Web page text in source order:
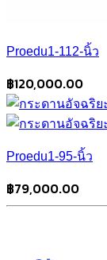
Proedu1-112-นิ้ว
฿120,000.00
Proedu1-95-นิ้ว
฿79,000.00